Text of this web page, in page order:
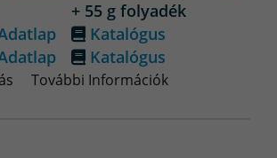
+ 55 g folyadék
Katalógus
Katalógus
További Információk